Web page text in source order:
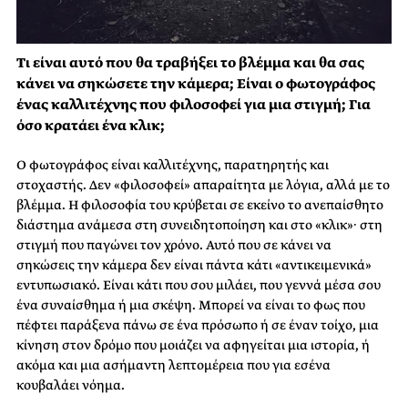
Τι είναι αυτό που θα τραβήξει το βλέμμα και θα σας
κάνει να σηκώσετε την κάμερα; Είναι ο φωτογράφος
ένας καλλιτέχνης που φιλοσοφεί για μια στιγμή; Για
όσο κρατάει ένα κλικ;
Ο φωτογράφος είναι καλλιτέχνης, παρατηρητής και
στοχαστής. Δεν «φιλοσοφεί» απαραίτητα με λόγια, αλλά με το
βλέμμα. Η φιλοσοφία του κρύβεται σε εκείνο το ανεπαίσθητο
διάστημα ανάμεσα στη συνειδητοποίηση και στο «κλικ»· στη
στιγμή που παγώνει τον χρόνο. Αυτό που σε κάνει να
σηκώσεις την κάμερα δεν είναι πάντα κάτι «αντικειμενικά»
εντυπωσιακό. Είναι κάτι που σου μιλάει, που γεννά μέσα σου
ένα συναίσθημα ή μια σκέψη. Μπορεί να είναι το φως που
πέφτει παράξενα πάνω σε ένα πρόσωπο ή σε έναν τοίχο, μια
κίνηση στον δρόμο που μοιάζει να αφηγείται μια ιστορία, ή
ακόμα και μια ασήμαντη λεπτομέρεια που για εσένα
κουβαλάει νόημα.